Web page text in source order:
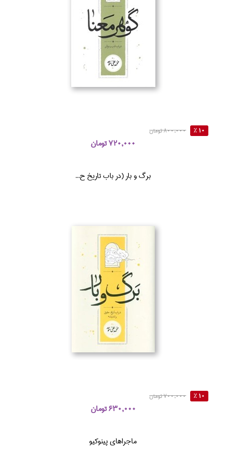
10 % 800,000 تومان
720,000 تومان
برگ و بار (در باب تاريخ ح...
10 % 700,000 تومان
630,000 تومان
ماجراهاي پينوكيو